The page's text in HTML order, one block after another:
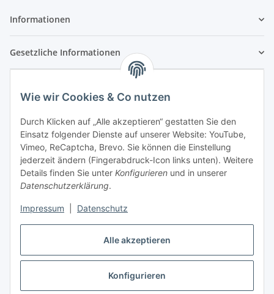
Alle akzeptieren
Konfigurieren
Wie wir Cookies & Co nutzen
Durch Klicken auf „Alle akzeptieren“ gestatten Sie den
Einsatz folgender Dienste auf unserer Website: YouTube,
Vimeo, ReCaptcha, Brevo. Sie können die Einstellung
jederzeit ändern (Fingerabdruck-Icon links unten). Weitere
Details finden Sie unter Konfigurieren und in unserer
Datenschutzerklärung.
Impressum Datenschutz
Informationen
Gesetzliche Informationen
Vertrag widerrufen